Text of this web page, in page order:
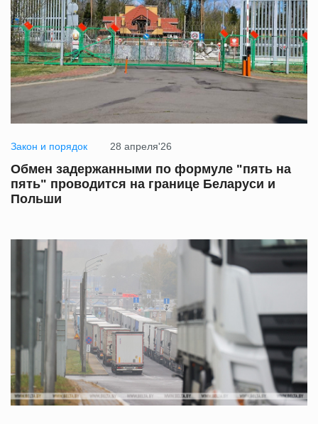
Закон и порядок 28 апреля'26
Обмен задержанными по формуле "пять на
пять" проводится на границе Беларуси и
Польши